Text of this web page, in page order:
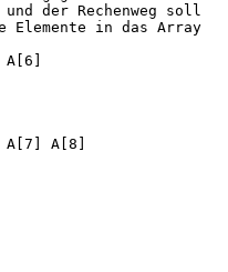
der Rechenweg soll
Elemente in das Array
A[8]